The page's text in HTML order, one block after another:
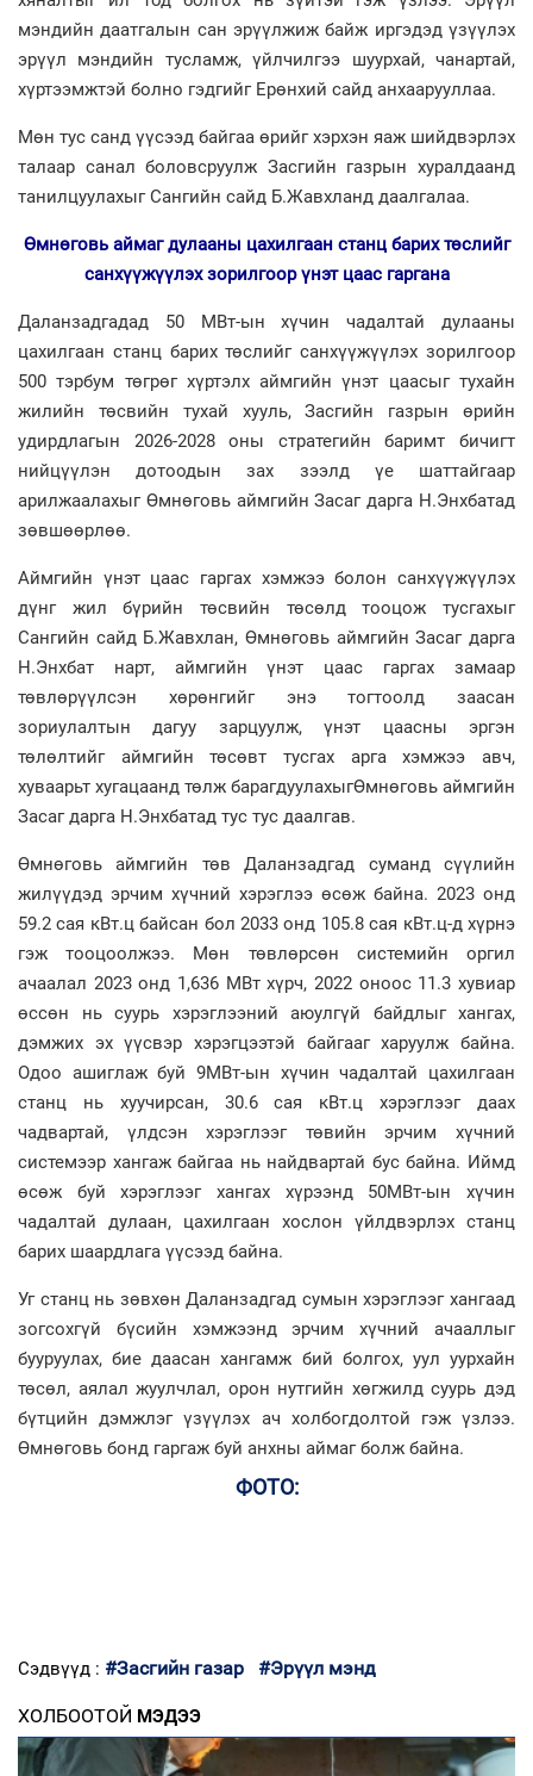
мэндийн даатгалын сан эрүүлжиж байж иргэдэд үзүүлэх
эрүүл мэндийн тусламж, үйлчилгээ шуурхай, чанартай,
хүртээмжтэй болно гэдгийг Ерөнхий сайд анхаарууллаа.
Мөн тус санд үүсээд байгаа өрийг хэрхэн яаж шийдвэрлэх
талаар санал боловсруулж Засгийн газрын хуралдаанд
танилцуулахыг Сангийн сайд Б.Жавхланд даалгалаа.
Өмнөговь аймаг дулааны цахилгаан станц барих төслийг
санхүүжүүлэх зорилгоор үнэт цаас гаргана
Даланзадгадад 50 МВт-ын хүчин чадалтай дулааны
цахилгаан станц барих төслийг санхүүжүүлэх зорилгоор
500 тэрбум төгрөг хүртэлх аймгийн үнэт цаасыг тухайн
жилийн төсвийн тухай хууль, Засгийн газрын өрийн
удирдлагын 2026-2028 оны стратегийн баримт бичигт
нийцүүлэн дотоодын зах зээлд үе шаттайгаар
арилжаалахыг Өмнөговь аймгийн Засаг дарга Н.Энхбатад
зөвшөөрлөө.
Аймгийн үнэт цаас гаргах хэмжээ болон санхүүжүүлэх
дүнг жил бүрийн төсвийн төсөлд тооцож тусгахыг
Сангийн сайд Б.Жавхлан, Өмнөговь аймгийн Засаг дарга
Н.Энхбат нарт, аймгийн үнэт цаас гаргах замаар
төвлөрүүлсэн хөрөнгийг энэ тогтоолд заасан
зориулалтын дагуу зарцуулж, үнэт цаасны эргэн
төлөлтийг аймгийн төсөвт тусгах арга хэмжээ авч,
хуваарьт хугацаанд төлж барагдуулахыгӨмнөговь аймгийн
Засаг дарга Н.Энхбатад тус тус даалгав.
Өмнөговь аймгийн төв Даланзадгад суманд сүүлийн
жилүүдэд эрчим хүчний хэрэглээ өсөж байна. 2023 онд
59.2 сая кВт.ц байсан бол 2033 онд 105.8 сая кВт.ц-д хүрнэ
гэж тооцоолжээ. Мөн төвлөрсөн системийн оргил
ачаалал 2023 онд 1,636 МВт хүрч, 2022 оноос 11.3 хувиар
өссөн нь суурь хэрэглээний аюулгүй байдлыг хангах,
дэмжих эх үүсвэр хэрэгцээтэй байгааг харуулж байна.
Одоо ашиглаж буй 9МВт-ын хүчин чадалтай цахилгаан
станц нь хуучирсан, 30.6 сая кВт.ц хэрэглээг даах
чадвартай, үлдсэн хэрэглээг төвийн эрчим хүчний
системээр хангаж байгаа нь найдвартай бус байна. Иймд
өсөж буй хэрэглээг хангах хүрээнд 50МВт-ын хүчин
чадалтай дулаан, цахилгаан хослон үйлдвэрлэх станц
барих шаардлага үүсээд байна.
Уг станц нь зөвхөн Даланзадгад сумын хэрэглээг хангаад
зогсохгүй бүсийн хэмжээнд эрчим хүчний ачааллыг
бууруулах, бие даасан хангамж бий болгох, уул уурхайн
төсөл, аялал жуулчлал, орон нутгийн хөгжилд суурь дэд
бүтцийн дэмжлэг үзүүлэх ач холбогдолтой гэж үзлээ.
Өмнөговь бонд гаргаж буй анхны аймаг болж байна.
ФОТО:
Сэдвүүд : #Засгийн газар #Эрүүл мэнд
ХОЛБООТОЙ МЭДЭЭ